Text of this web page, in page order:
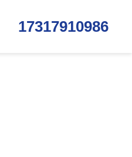
17317910986